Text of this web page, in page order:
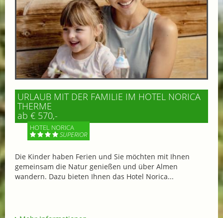
URLAUB MIT DER FAMILIE IM HOTEL NORICA
THERME
ab € 570,-
HOTEL NORICA
SUPERIOR
Die Kinder haben Ferien und Sie möchten mit Ihnen
gemeinsam die Natur genießen und über Almen
wandern. Dazu bieten Ihnen das Hotel Norica...